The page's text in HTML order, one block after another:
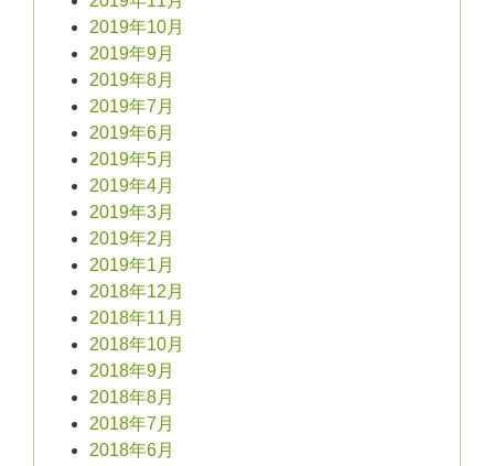
2019年10月
2019年9月
2019年8月
2019年7月
2019年6月
2019年5月
2019年4月
2019年3月
2019年2月
2019年1月
2018年12月
2018年11月
2018年10月
2018年9月
2018年8月
2018年7月
2018年6月